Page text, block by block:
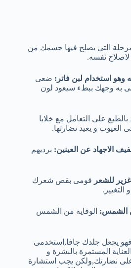
التى يصلح فيها جسمك من
نفسه.
ضعى
به وجهك ببطء سيعود لون
على التعامل مع خلايا
العيوب و يعيد نضارتها.
برديهم
قومى بقص شعرك
الوقاية من الشمس
فهو يجعل جلدك جافا,استخدمى
المستمرة بالبشرة و
نضارتك,ولكن يجب استشارة